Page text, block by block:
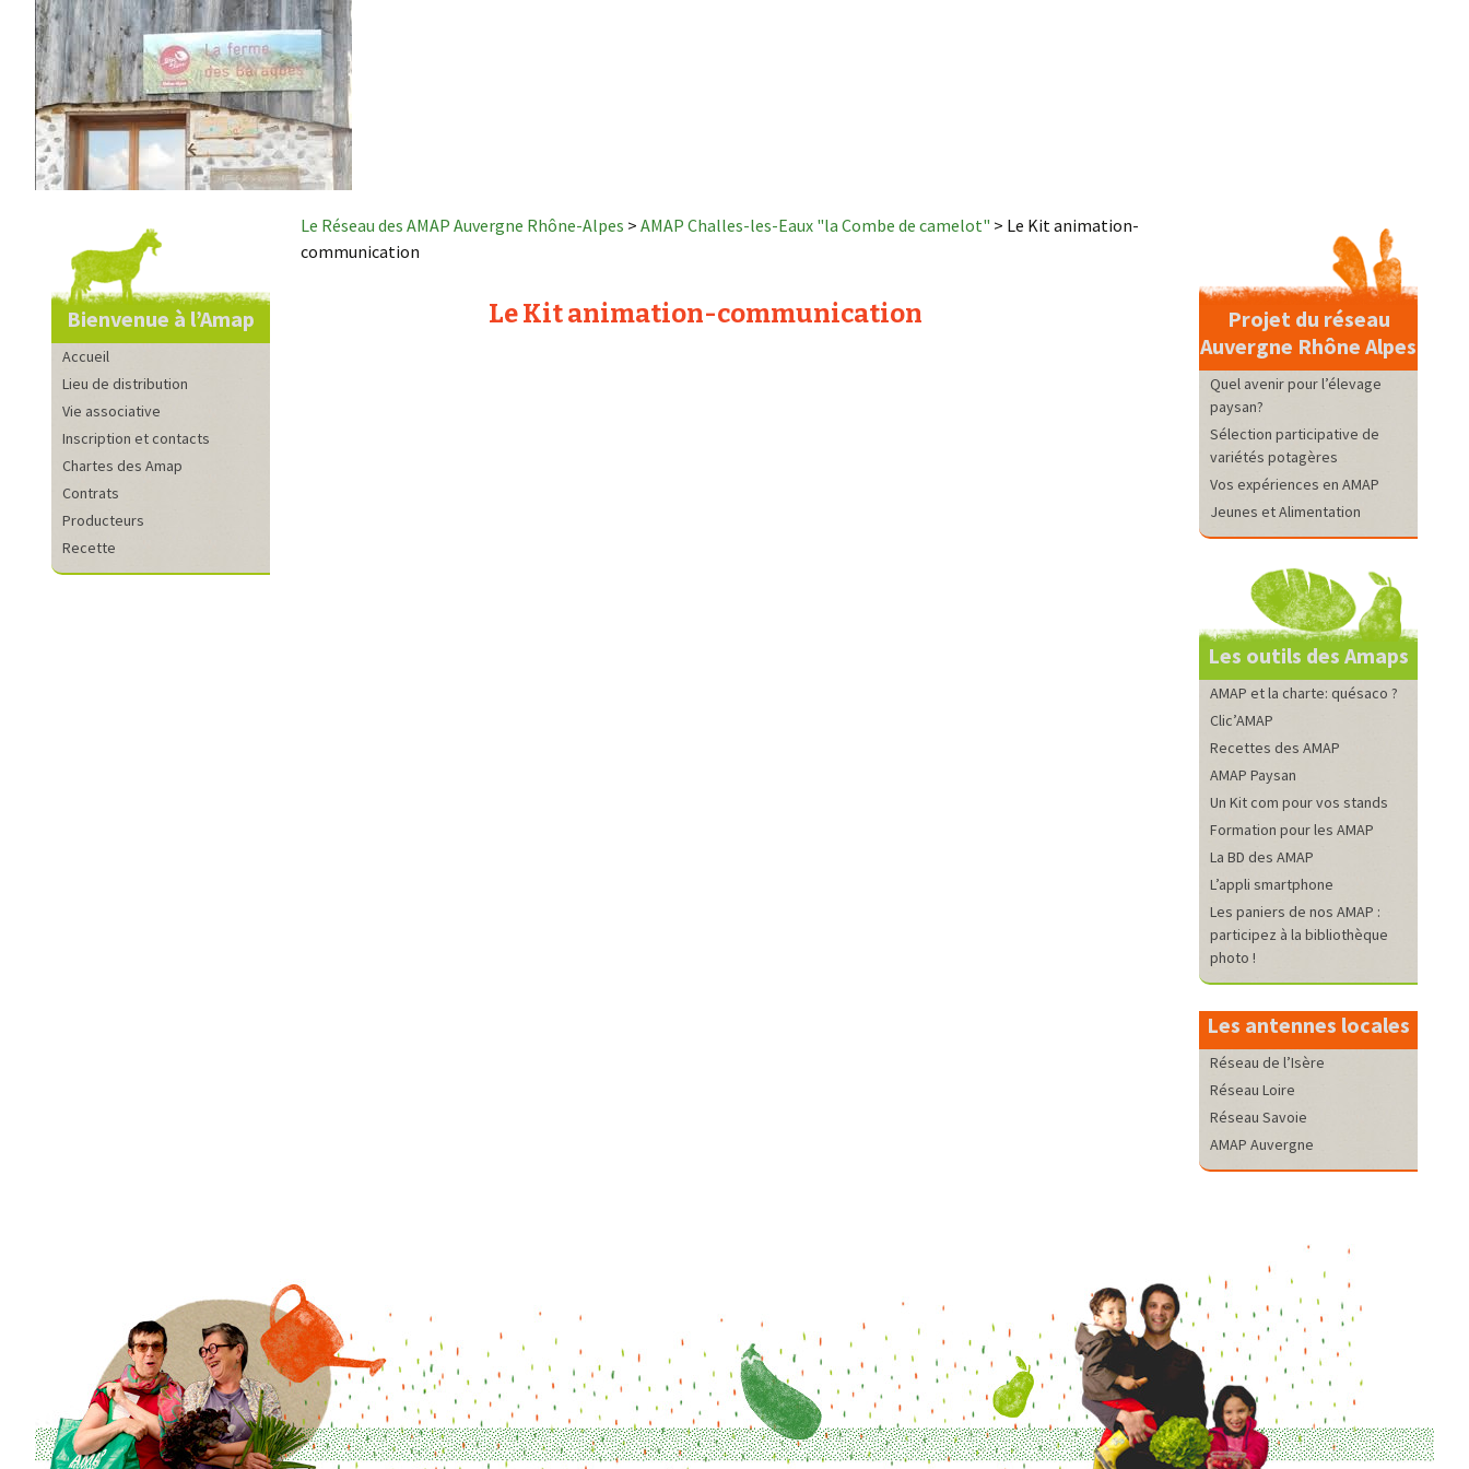
Bienvenue à l’Amap
Accueil
Lieu de distribution
Vie associative
Inscription et contacts
Chartes des Amap
Contrats
Producteurs
Recette
Projet du réseau
Auvergne Rhône Alpes
Quel avenir pour l’élevage
paysan?
Sélection participative de
variétés potagères
Vos expériences en AMAP
Jeunes et Alimentation
Les outils des Amaps
AMAP et la charte: quésaco ?
Clic’AMAP
Recettes des AMAP
AMAP Paysan
Un Kit com pour vos stands
Formation pour les AMAP
La BD des AMAP
L’appli smartphone
Les paniers de nos AMAP :
participez à la bibliothèque
photo !
Les antennes locales
Réseau de l’Isère
Réseau Loire
Réseau Savoie
AMAP Auvergne
Le Réseau des AMAP Auvergne Rhône-Alpes > AMAP Challes-les-Eaux "la Combe de camelot" > Le Kit animation-
communication
Le Kit animation-communication